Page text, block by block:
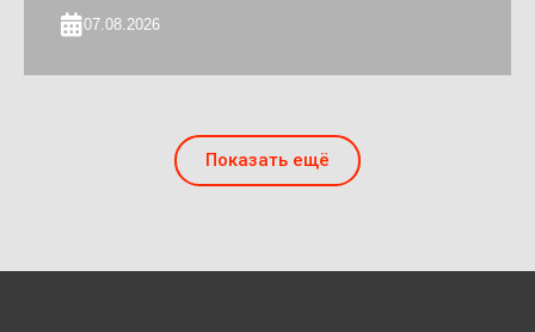
07.08.2026
Показать ещё